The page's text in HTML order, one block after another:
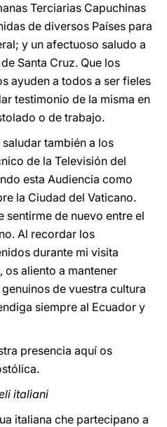
Terciarias Capuchinas
de diversos Países para
y un afectuoso saludo a
Santa Cruz. Que los
ayuden a todos a ser fieles
testimonio de la misma en
o de trabajo.
también a los
de la Televisión del
esta Audiencia como
la Ciudad del Vaticano.
sentirme de nuevo entre el
Al recordar los
durante mi visita
os aliento a mantener
de vuestra cultura
siempre al Ecuador y
presencia aquí os
italiani
italiana che partecipano a